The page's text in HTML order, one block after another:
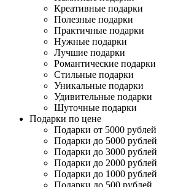
Креативные подарки
Полезные подарки
Практичные подарки
Нужные подарки
Лучшие подарки
Романтические подарки
Стильные подарки
Уникальные подарки
Удивительные подарки
Шуточные подарки
Подарки по цене
Подарки от 5000 рублей
Подарки до 5000 рублей
Подарки до 3000 рублей
Подарки до 2000 рублей
Подарки до 1000 рублей
Подарки до 500 рублей